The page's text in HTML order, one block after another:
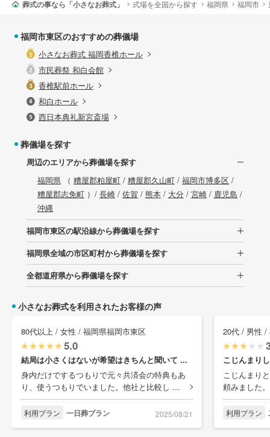
葬式の事なら「小さなお葬式」 式場を全国から探す 福岡県 福岡市
福岡市東区のおすすめの葬儀場
小さなお葬式 福岡香椎ホール
市⺠葬祭 和⽩会館
香椎駅前ホール
和白ホール
西日本典礼新宮斎場
葬儀場を探す
周辺のエリアから葬儀場を探す
福岡県（ 糟屋郡粕屋町/ 糟屋郡久山町/ 福岡市博多区 /
糟屋郡志免町）/ 長崎/ 佐賀 / 熊本/ 大分 / 宮崎/ 鹿児島 /
沖縄
福岡市東区の駅沿線から葬儀場を探す
福岡県全域の市区町村から葬儀場を探す
全都道府県から葬儀場を探す
小さなお葬式を利用されたお客様の声
80代以上 / 女性 / 福岡県福岡市東区
5.0
結局は小さくはないが希望はきちんと聞いて ...
身内だけでするつもりで元々共済会の特典もあ
り、使うつもりでいました。他社と比較し ...
利用プラン 一日葬プラン 2025/08/21
20代 / 男性 /
こじんまり
こじんまり
頼みました
利用プラン